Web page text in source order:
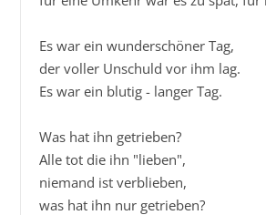
Es war ein wunderschöner Tag,
der voller Unschuld vor ihm lag.
Es war ein blutig - langer Tag.
Was hat ihn getrieben?
Alle tot die ihn "lieben",
niemand ist verblieben,
was hat ihn nur getrieben?